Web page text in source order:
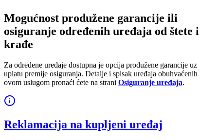
Mogućnost produžene garancije ili
osiguranje određenih uređaja od štete i
krađe
Za određene uređaje dostupna je opcija produžene garancije uz
uplatu premije osiguranja. Detalje i spisak uređaja obuhvaćenih
ovom uslugom pronaći ćete na strani Osiguranje uređaja.
Reklamacija na kupljeni uređaj